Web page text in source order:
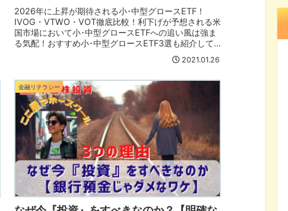
2026年に上昇が期待される小･中型グロースETF！
IVOG・VTWO・VOT徹底比較！利下げが予想される米
国市場において小･中型グロースETFへの追い風は強ま
る気配！おすすめ小･中型グロースETF3選も紹介して
2021.01.26
金融リテラシー